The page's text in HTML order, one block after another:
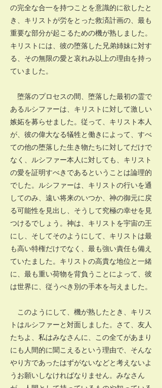
の完全な合一を持つことを意識的に欲したと
き、キリストが労をとった救済計画の、最も
重要な部分が起こるための機が熟しました。
キリストには、彼の堕落した兄弟姉妹に対す
る、その無限の愛と哀れみ以上の理由を持っ
ていました。
堕落のプロセスの間、堕落した最初の霊で
あるルシファーは、キリストに対して激しい
嫉妬を募らせました。従って、キリスト本人
が、彼の偉大なる犠牲と働きによって、すべ
ての他の堕落した生き物たちに対してだけで
なく、ルシファー本人に対しても、キリスト
の愛を証明すべきであるということは論理的
でした。ルシファーは、キリストの行いを通
してのみ、遠い将来のいつか、神の御元に戻
る可能性を見出し、そうして究極の幸せを見
つけるでしょう。神は、キリストを宇宙の王
にし、そしてそのようにして、キリストは最
も高い特権だけでなく、最も強い責任も備え
ていたました。キリストの高貴な地位と一緒
に、最も重い荷物を背負うことによって、彼
は世界に、従うべき別の手本を与えました。
このようにして、機が熟したとき、キリス
トはルシファーと対面しました。さて、友人
たちよ、私はみなさんに、この全てがあまり
にも人間的に聞こえるという理由で、そんな
やり方であったはずがないなどと考えないよ
うお願いしなければなりません。みなさん